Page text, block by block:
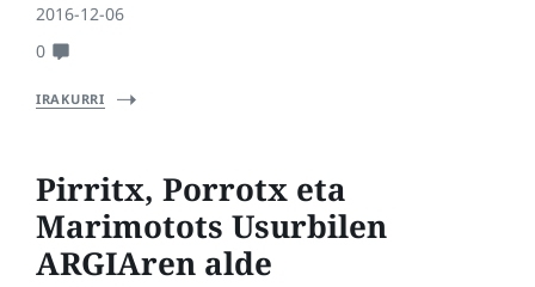
2016-12-06
0
IRAKURRI
Pirritx, Porrotx eta
Marimotots Usurbilen
ARGIAren alde